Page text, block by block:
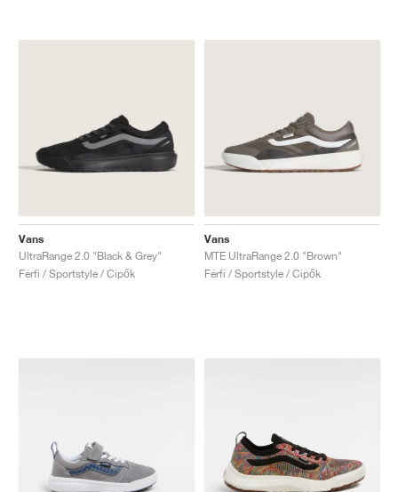
Vans
UltraRange 2.0 "Black & Grey"
Férfi / Sportstyle / Cipők
Vans
MTE UltraRange 2.0 "Brown"
Férfi / Sportstyle / Cipők